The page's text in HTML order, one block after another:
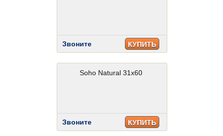
Звоните КУПИТЬ
Soho Natural 31x60
Звоните КУПИТЬ